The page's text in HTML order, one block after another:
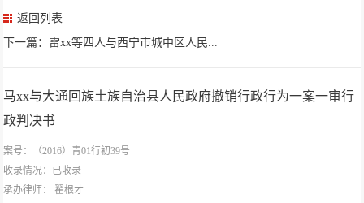
返回列表
下一篇：雷​xx等四人与西宁市城中区人民...
马xx与大通回族土族自治县人民政府撤销行政行为一案一审行
政判决书
案号：（2016）青01行初39号
收录情况：已收录
承办律师： 翟根才